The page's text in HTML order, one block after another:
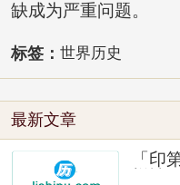
缺成为严重问题。
标签： 世界历史
最新文章
「印